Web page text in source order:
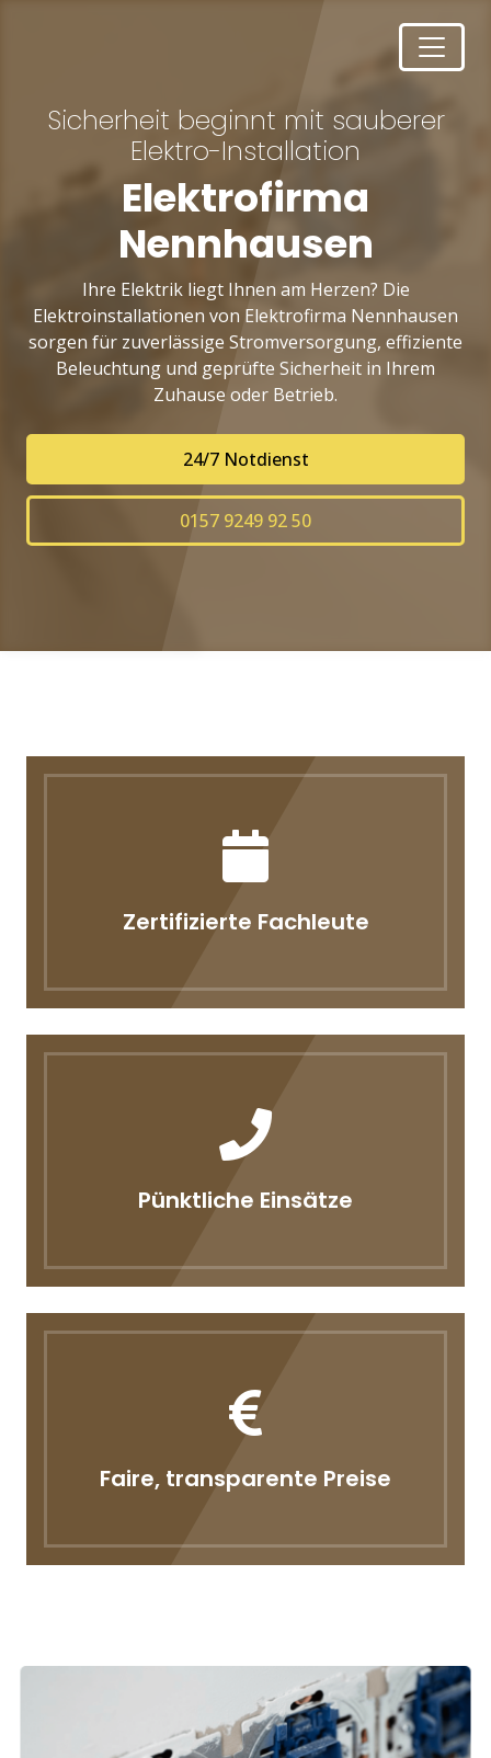
Sicherheit beginnt mit sauberer
Elektro-Installation
Elektrofirma
Nennhausen
Ihre Elektrik liegt Ihnen am Herzen? Die
Elektroinstallationen von Elektrofirma Nennhausen
sorgen für zuverlässige Stromversorgung, effiziente
Beleuchtung und geprüfte Sicherheit in Ihrem
Zuhause oder Betrieb.
24/7 Notdienst
0157 9249 92 50
Zertifizierte Fachleute
Pünktliche Einsätze
Faire, transparente Preise